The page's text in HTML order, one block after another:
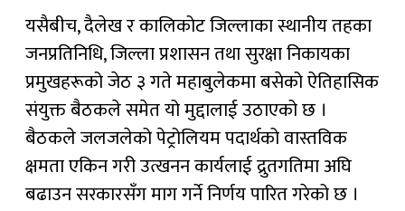
यसैबीच, दैलेख र कालिकोट जिल्लाका स्थानीय तहका
जनप्रतिनिधि, जिल्ला प्रशासन तथा सुरक्षा निकायका
प्रमुखहरूको जेठ ३ गते महाबुलेकमा बसेको ऐतिहासिक
संयुक्त बैठकले समेत यो मुद्दालाई उठाएको छ ।
बैठकले जलजलेको पेट्रोलियम पदार्थको वास्तविक
क्षमता एकिन गरी उत्खनन कार्यलाई द्रुतगतिमा अघि
बढाउन सरकारसँग माग गर्ने निर्णय पारित गरेको छ ।